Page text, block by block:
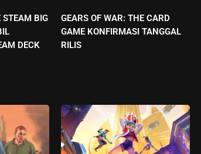
STEAM BIG
DECK
GEARS OF WAR: THE CARD
GAME KONFIRMASI TANGGAL
RILIS